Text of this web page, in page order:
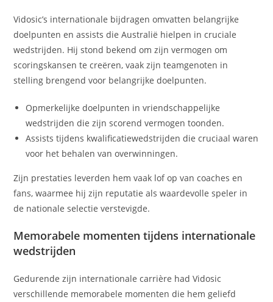
Vidosic’s internationale bijdragen omvatten belangrijke
doelpunten en assists die Australië hielpen in cruciale
wedstrijden. Hij stond bekend om zijn vermogen om
scoringskansen te creëren, vaak zijn teamgenoten in
stelling brengend voor belangrijke doelpunten.
Opmerkelijke doelpunten in vriendschappelijke
wedstrijden die zijn scorend vermogen toonden.
Assists tijdens kwalificatiewedstrijden die cruciaal waren
voor het behalen van overwinningen.
Zijn prestaties leverden hem vaak lof op van coaches en
fans, waarmee hij zijn reputatie als waardevolle speler in
de nationale selectie verstevigde.
Memorabele momenten tijdens internationale
wedstrijden
Gedurende zijn internationale carrière had Vidosic
verschillende memorabele momenten die hem geliefd